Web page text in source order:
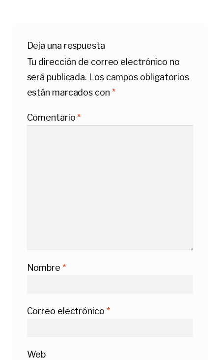
Deja una respuesta
Tu dirección de correo electrónico no
será publicada. Los campos obligatorios
están marcados con *
Comentario*
Nombre *
Correo electrónico *
Web